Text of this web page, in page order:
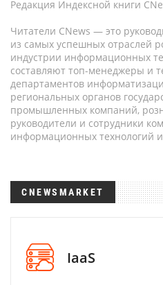
Редакция Индексной книги
Читатели CNews — это
из самых успешных отраслей
индустрии информационных
составляют топ-менеджеры и
департаментов
региональных органов
промышленных компаний,
руководители и сотрудники
информационных технологий и
CNEWSMARKET
IaaS